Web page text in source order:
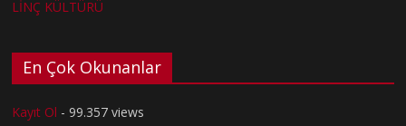
LİNÇ KÜLTÜRÜ
En Çok Okunanlar
Kayıt Ol - 99.357 views